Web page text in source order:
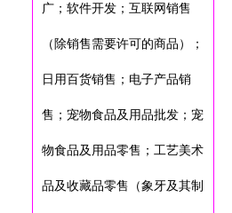
广；软件开发；互联网销售
（除销售需要许可的商品）；
日用百货销售；电子产品销
售；宠物食品及用品批发；宠
物食品及用品零售；工艺美术
品及收藏品零售（象牙及其制